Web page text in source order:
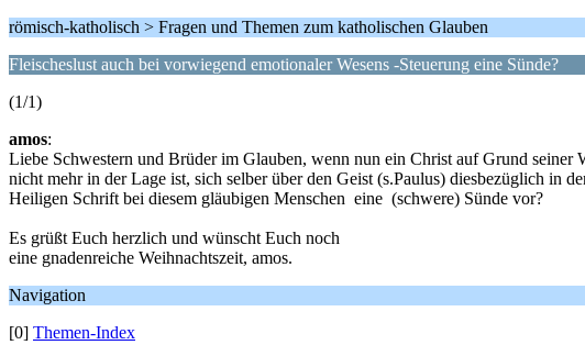
römisch-katholisch > Fragen und Themen zum katholischen Glauben
Fleischeslust auch bei vorwiegend emotionaler Wesens -Steuerung eine Sünde?
(1/1)
amos:
Liebe Schwestern und Brüder im Glauben, wenn nun ein Christ auf Grund
nicht mehr in der Lage ist, sich selber über den Geist (s.Paulus) diesbezüglich in
Heiligen Schrift bei diesem gläubigen Menschen eine (schwere) Sünde vor?
Es grüßt Euch herzlich und wünscht Euch noch
eine gnadenreiche Weihnachtszeit, amos.
Navigation
[0] Themen-Index